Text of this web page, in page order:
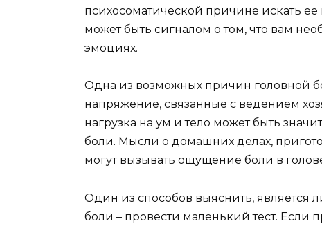
психосоматической причине искать
может быть сигналом о том, что вам
эмоциях.
Одна из возможных причин головной
напряжение, связанные с ведением
нагрузка на ум и тело может быть
боли. Мысли о домашних делах,
могут вызывать ощущение боли в
Один из способов выяснить, является
боли – провести маленький тест.